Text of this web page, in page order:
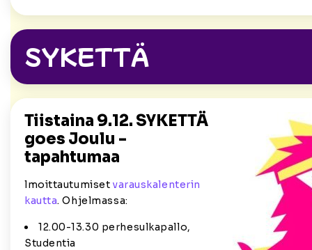
SYKETTÄ
Tiistaina 9.12. SYKETTÄ
goes Joulu -
tapahtumaa
lmoittautumiset varauskalenterin
kautta. Ohjelmassa:
12.00-13.30 perhesulkapallo,
Studentia